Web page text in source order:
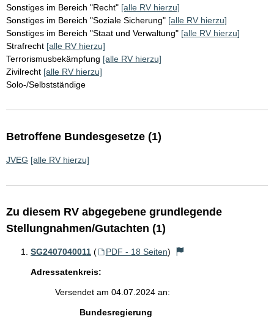
Sonstiges im Bereich "Recht" [alle RV hierzu]
Sonstiges im Bereich "Soziale Sicherung" [alle RV hierzu]
Sonstiges im Bereich "Staat und Verwaltung" [alle RV hierzu]
Strafrecht [alle RV hierzu]
Terrorismusbekämpfung [alle RV hierzu]
Zivilrecht [alle RV hierzu]
Solo-/Selbstständige
Betroffene Bundesgesetze (1)
JVEG [alle RV hierzu]
Zu diesem RV abgegebene grundlegende
Stellungnahmen/Gutachten (1)
SG2407040011 ( PDF - 18 Seiten)
Adressatenkreis:
Versendet am 04.07.2024 an:
Bundesregierung